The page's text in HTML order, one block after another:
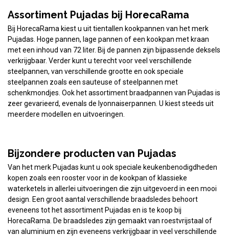
Assortiment Pujadas bij HorecaRama
Bij HorecaRama kiest u uit tientallen kookpannen van het merk
Pujadas. Hoge pannen, lage pannen of een kookpan met kraan
met een inhoud van 72 liter. Bij de pannen zijn bijpassende deksels
verkrijgbaar. Verder kunt u terecht voor veel verschillende
steelpannen, van verschillende grootte en ook speciale
steelpannen zoals een sauteuse of steelpannen met
schenkmondjes. Ook het assortiment braadpannen van Pujadas is
zeer gevarieerd, evenals de lyonnaiserpannen. U kiest steeds uit
meerdere modellen en uitvoeringen.
Bijzondere producten van Pujadas
Van het merk Pujadas kunt u ook speciale keukenbenodigdheden
kopen zoals een rooster voor in de kookpan of klassieke
waterketels in allerlei uitvoeringen die zijn uitgevoerd in een mooi
design. Een groot aantal verschillende braadsledes behoort
eveneens tot het assortiment Pujadas en is te koop bij
HorecaRama. De braadsledes zijn gemaakt van roestvrijstaal of
van aluminium en zijn eveneens verkrijgbaar in veel verschillende